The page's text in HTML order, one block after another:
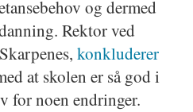
og dermed
Rektor ved
konkluderer
at skolen er så god i
for noen endringer.